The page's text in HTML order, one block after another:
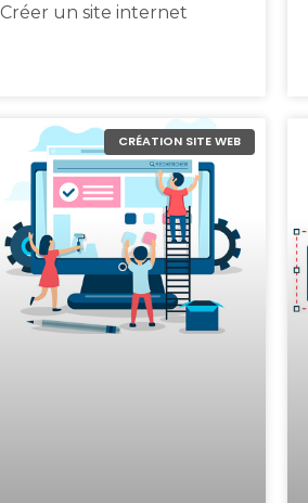
Créer un site internet
CRÉATION SITE WEB